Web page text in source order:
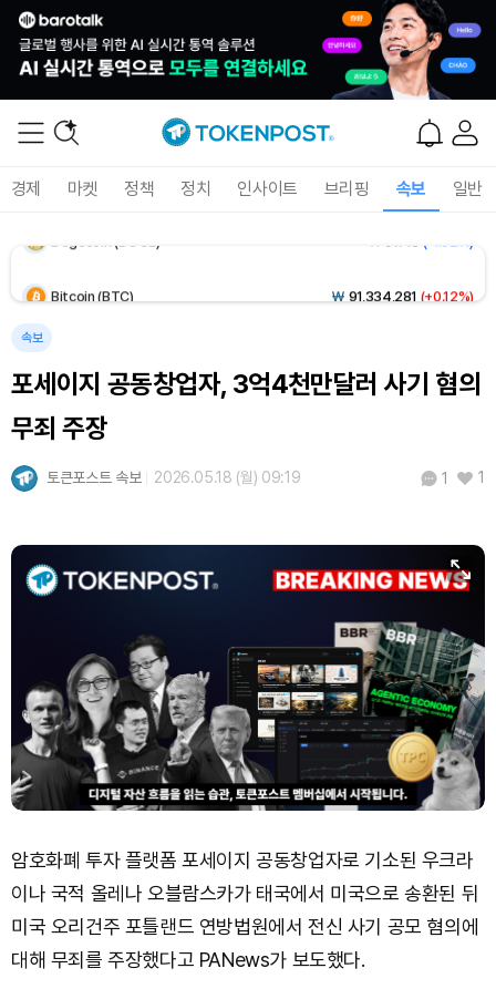
경제 마켓 정책 정치 인사이트 브리핑 속보 일반
Solana (SOL) ₩ 103,686(-1.26%)
속보
포세이지 공동창업자, 3억4천만달러 사기 혐의
무죄 주장
토큰포스트 속보 2026.05.18 (월) 09:19 1 1
암호화폐 투자 플랫폼 포세이지 공동창업자로 기소된 우크라
이나 국적 올레나 오블람스카가 태국에서 미국으로 송환된 뒤
미국 오리건주 포틀랜드 연방법원에서 전신 사기 공모 혐의에
대해 무죄를 주장했다고 PANews가 보도했다.